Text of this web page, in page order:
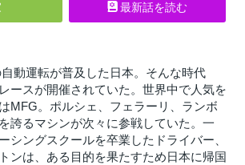
最新話を読む
動運転が普及した日本。そんな時代
ースが開催されていた。世界中で人気を
MFG。ポルシェ、フェラーリ、ランボ
誇るマシンが次々に参戦していた。一
シングスクールを卒業したドライバー、
ンは、ある目的を果たすため日本に帰国